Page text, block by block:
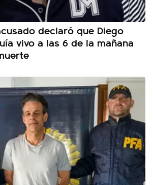
declaró que Diego
vivo a las 6 de la mañana